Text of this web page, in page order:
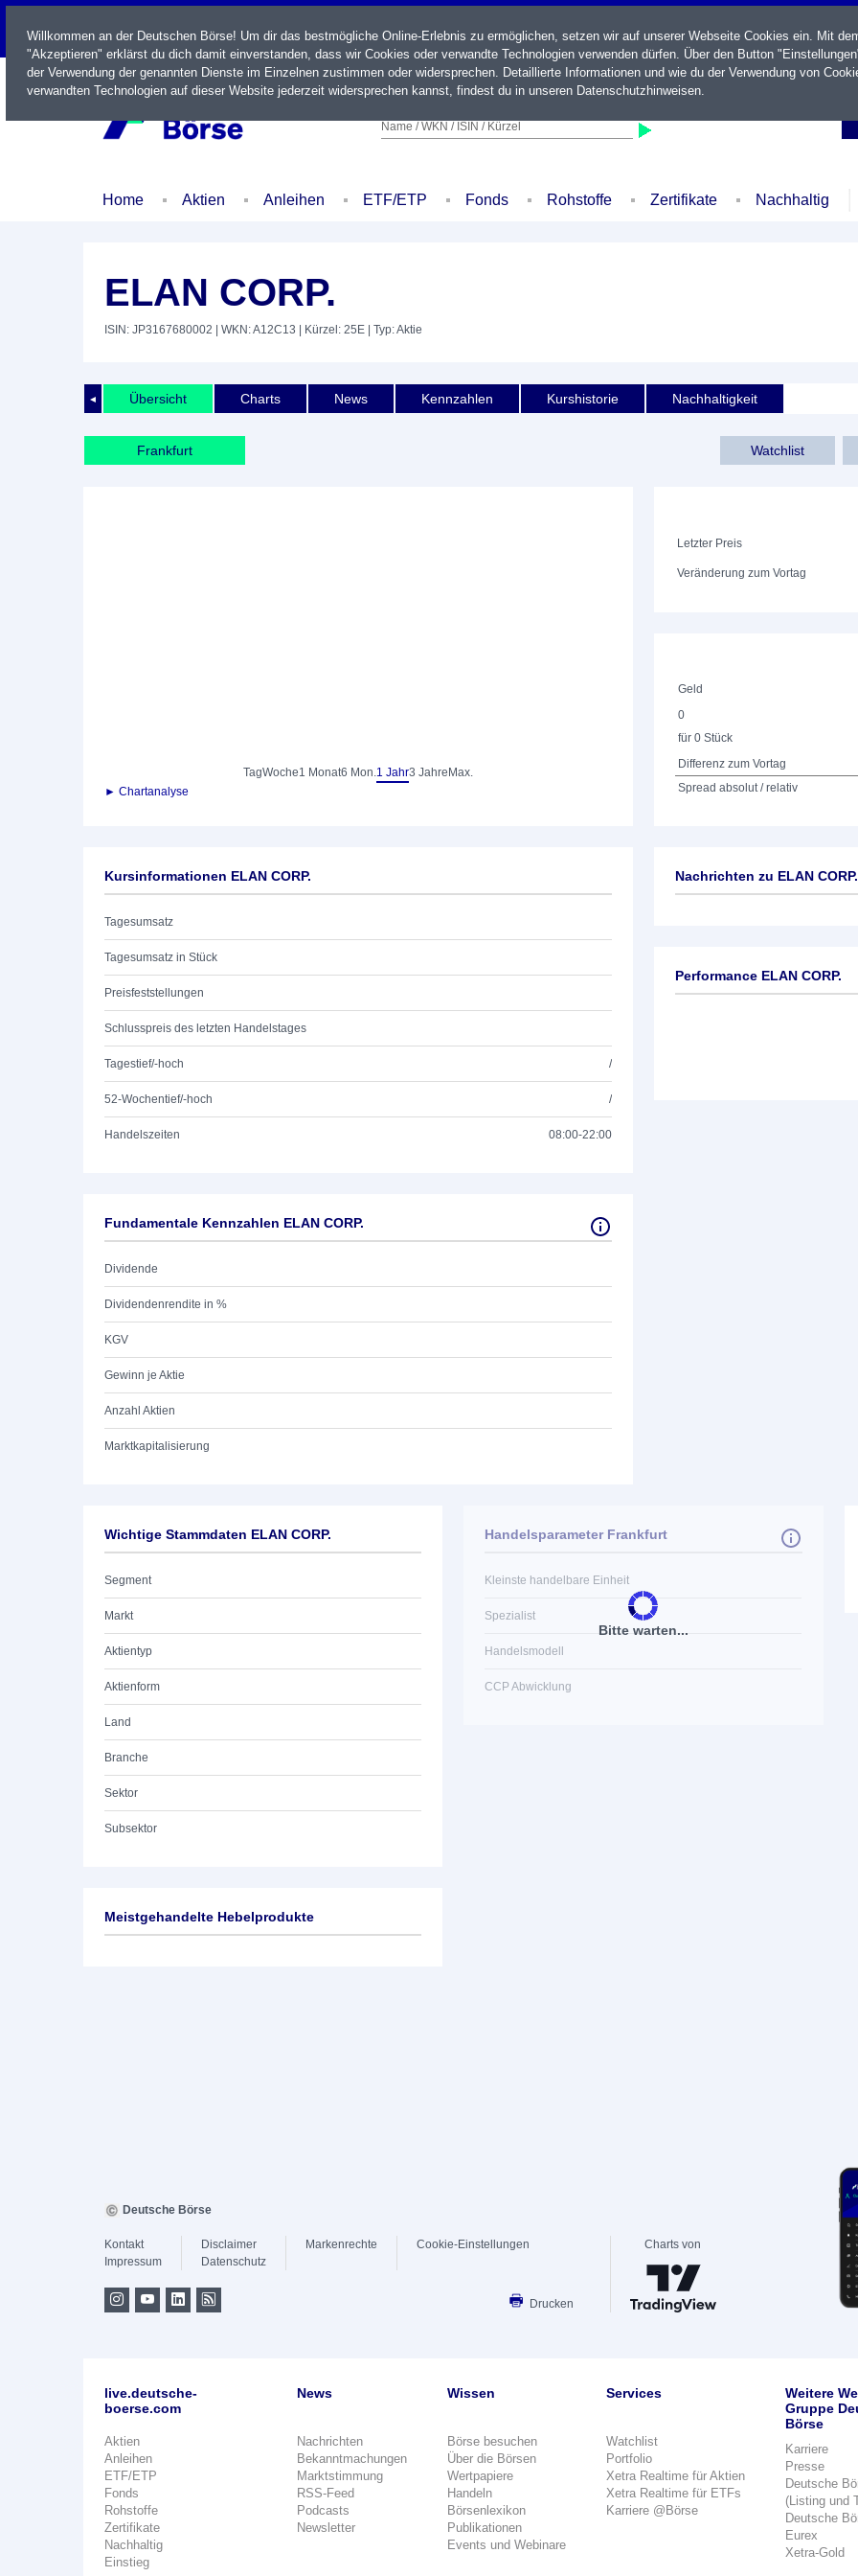
LIVE
Name / WKN / ISIN / Kürzel
Home Aktien Anleihen ETF/ETP Fonds Rohstoffe Zertifikate Nachhaltig
ELAN CORP.
ISIN: JP3167680002 | WKN: A12C13 | Kürzel: 25E | Typ: Aktie
◄ Übersicht Charts News Kennzahlen Kurshistorie Nachhaltigkeit
Frankfurt Watchlist
TagWoche1 Monat6 Mon.1 Jahr3 Jahre Max.
► Chartanalyse
Letzter Preis
Veränderung zum Vortag
Geld
0
für 0 Stück
Differenz zum Vortag
Spread absolut / relativ
Kursinformationen ELAN CORP.
Tagesumsatz
Tagesumsatz in Stück
Preisfeststellungen
Schlusspreis des letzten Handelstages
Tagestief/-hoch /
52-Wochentief/-hoch /
Handelszeiten 08:00-22:00
Fundamentale Kennzahlen ELAN CORP.
Dividende
Dividendenrendite in %
KGV
Gewinn je Aktie
Anzahl Aktien
Marktkapitalisierung
Nachrichten zu ELAN CORP.
Performance ELAN CORP.
Wichtige Stammdaten ELAN CORP.
Segment
Markt
Aktientyp
Aktienform
Land
Branche
Sektor
Subsektor
Bitte warten...
Handelsparameter Frankfurt
Kleinste handelbare Einheit
Spezialist
Handelsmodell
CCP Abwicklung
Meistgehandelte Hebelprodukte
Willkommen an der Deutschen Börse! Um dir das bestmögliche Online-Erlebnis zu ermöglichen, setzen wir auf unserer Webseite Cookies ein. Mit
"Akzeptieren" erklärst du dich damit einverstanden, dass wir Cookies oder verwandte Technologien verwenden dürfen. Über den Button
der Verwendung der genannten Dienste im Einzelnen zustimmen oder widersprechen. Detaillierte Informationen und wie du der Verwendung von
verwandten Technologien auf dieser Website jederzeit widersprechen kannst, findest du in unseren Datenschutzhinweisen.
Deutsche Börse
Kontakt
Impressum
Disclaimer
Datenschutz
Markenrechte Cookie-Einstellungen
Drucken
Charts von
live.deutsche-
boerse.com
Aktien
Anleihen
ETF/ETP
Fonds
Rohstoffe
Zertifikate
Nachhaltig
Einstieg
News
Nachrichten
Bekanntmachungen
Marktstimmung
RSS-Feed
Podcasts
Newsletter
Wissen
Börse besuchen
Über die Börsen
Wertpapiere
Handeln
Börsenlexikon
Publikationen
Events und Webinare
Services
Watchlist
Portfolio
Xetra Realtime für Aktien
Xetra Realtime für ETFs
Karriere @Börse
Weitere
Gruppe
Börse
Karriere
Presse
Deutsche
(Listing und
Deutsche
Eurex
Xetra-Gold